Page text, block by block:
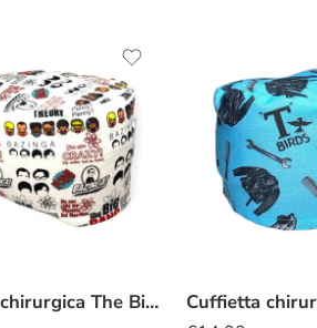
Cuffietta chirurgica The Big Bang Theory kawaii